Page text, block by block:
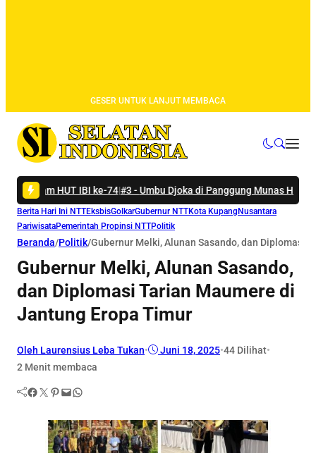
GESER UNTUK LANJUT MEMBACA
IBI ke-74|#3 -Umbu Djoka di Panggung Munas HKTI: Sumba
Berita Hari Ini NTTEksbisGolkarGubernur NTTKota Kupang Nusantara
PariwisataPemerintah Propinsi NTTPolitik
Beranda/Politik/Gubernur Melki, Alunan Sasando, dan Diplomasi
Gubernur Melki, Alunan Sasando,
dan Diplomasi Tarian Maumere di
Jantung Eropa Timur
Oleh Laurensius Leba Tukan• Juni 18, 2025•44 Dilihat•
2 Menit membaca
Facebook Twitter Pinterest Mail WhatsApp